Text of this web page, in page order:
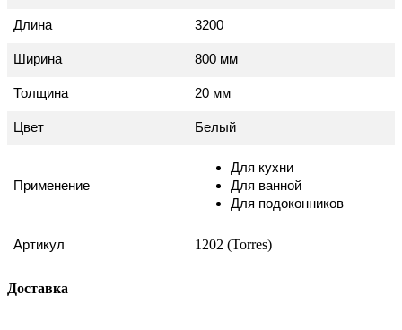
Длина 3200
Ширина 800 мм
Толщина 20 мм
Цвет Белый
Применение
Для кухни
Для ванной
Для подоконников
Артикул 1202 (Torres)
Доставка